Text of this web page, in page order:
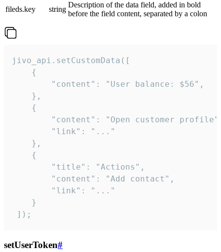
fileds.key
string
Description of the data field, added in bold
before the field content, separated by a colon
jivo_api.setCustomData([
    {
        "content": "User balance: $56",
    },
    {
"content": "Open customer
        "link": "..."
    },
    {
        "title": "Actions",
        "content": "Add contact",
        "link": "..."
    }
]);
setUserToken#